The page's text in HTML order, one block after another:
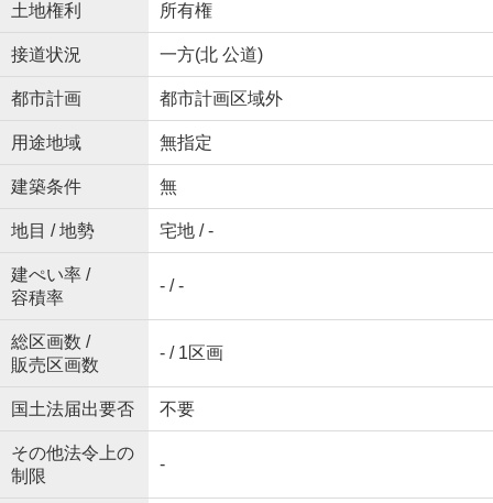
土地権利 所有権
接道状況 一方(北 公道)
都市計画 都市計画区域外
用途地域 無指定
建築条件 無
地目 / 地勢 宅地 / -
建ぺい率 /
容積率
- / -
総区画数 /
販売区画数
- / 1区画
国土法届出要否 不要
その他法令上の
制限
-